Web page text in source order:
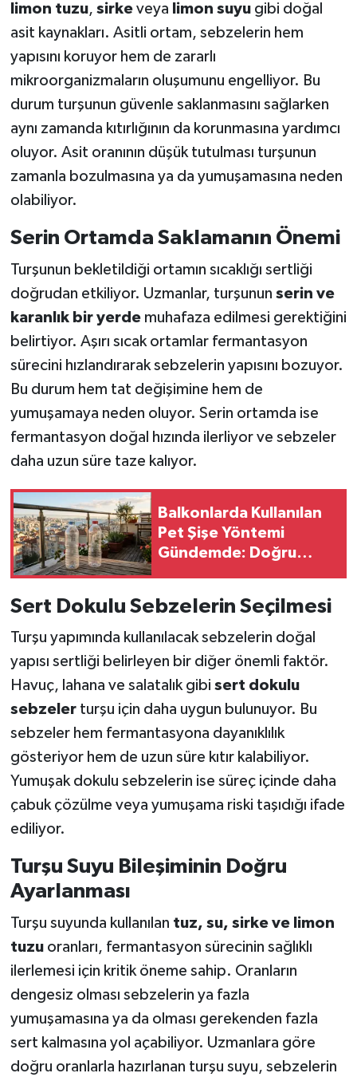
limon tuzu, sirkeveya limon suyugibi doğal
asit kaynakları. Asitli ortam, sebzelerin hem
yapısını koruyor hem de zararlı
mikroorganizmaların oluşumunu engelliyor. Bu
durum turşunun güvenle saklanmasını sağlarken
aynı zamanda kıtırlığının da korunmasına yardımcı
oluyor. Asit oranının düşük tutulması turşunun
zamanla bozulmasına ya da yumuşamasına neden
olabiliyor.
Serin Ortamda Saklamanın Önemi
Turşunun bekletildiği ortamın sıcaklığı sertliği
doğrudan etkiliyor. Uzmanlar, turşunun serin ve
karanlık bir yerdemuhafaza edilmesi gerektiğini
belirtiyor. Aşırı sıcak ortamlar fermantasyon
sürecini hızlandırarak sebzelerin yapısını bozuyor.
Bu durum hem tat değişimine hem de
yumuşamaya neden oluyor. Serin ortamda ise
fermantasyon doğal hızında ilerliyor ve sebzeler
daha uzun süre taze kalıyor.
Balkonlarda Kullanılan
Pet Şişe Yöntemi
Gündemde: Doğru
Risk Oluşturuyor
Sert Dokulu Sebzelerin Seçilmesi
Turşu yapımında kullanılacak sebzelerin doğal
yapısı sertliği belirleyen bir diğer önemli faktör.
Havuç, lahana ve salatalık gibi sert dokulu
sebzelerturşu için daha uygun bulunuyor. Bu
sebzeler hem fermantasyona dayanıklılık
gösteriyor hem de uzun süre kıtır kalabiliyor.
Yumuşak dokulu sebzelerin ise süreç içinde daha
çabuk çözülme veya yumuşama riski taşıdığı ifade
ediliyor.
Turşu Suyu Bileşiminin Doğru
Ayarlanması
Turşu suyunda kullanılan tuz, su, sirke ve limon
tuzuoranları, fermantasyon sürecinin sağlıklı
ilerlemesi için kritik öneme sahip. Oranların
dengesiz olması sebzelerin ya fazla
yumuşamasına ya da olması gerekenden fazla
sert kalmasına yol açabiliyor. Uzmanlara göre
doğru oranlarla hazırlanan turşu suyu, sebzelerin